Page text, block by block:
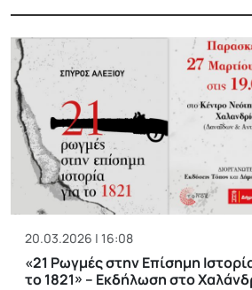
20.03.2026 | 16:08
«21 Ρωγμές στην Επίσημη
το 1821» – Εκδήλωση στο